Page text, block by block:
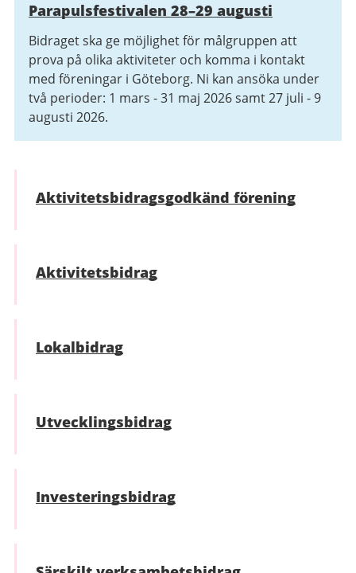
Parapulsfestivalen 28–29 augusti
Bidraget ska ge möjlighet för målgruppen att
prova på olika aktiviteter och komma i kontakt
med föreningar i Göteborg. Ni kan ansöka under
två perioder: 1 mars - 31 maj 2026 samt 27 juli - 9
augusti 2026.
Aktivitetsbidrags­godkänd förening
Aktivitetsbidrag
Lokalbidrag
Utvecklings­bidrag
Investeringsbidrag